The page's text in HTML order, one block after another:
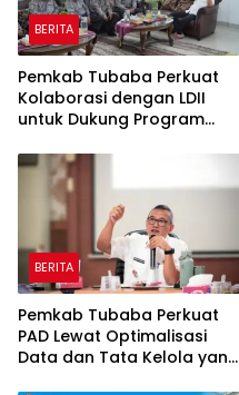
BERITA
Pemkab Tubaba Perkuat
Kolaborasi dengan LDII
untuk Dukung Program
BERITA
Pemkab Tubaba Perkuat
PAD Lewat Optimalisasi
Data dan Tata Kelola yang